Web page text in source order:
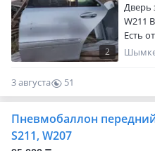
2
Дверь
W211
Есть
Цена
3 августа
51
0
Пневмобаллон
S211, W207